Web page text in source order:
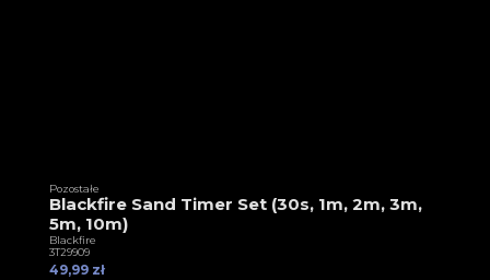
Pozostałe
Blackfire Sand Timer Set (30s, 1m, 2m, 3m,
5m, 10m)
Blackfire
3T29909
49,99 zł